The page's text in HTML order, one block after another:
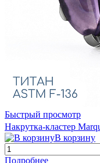
Быстрый просмотр
Накрутка-кластер
В корзину
Подробнее